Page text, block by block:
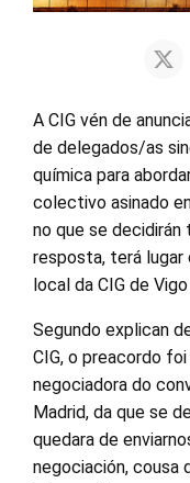
A CIG vén de
de delegados/as
química para
colectivo asinado
no que se decidirán
resposta, terá lugar
local da CIG de
Segundo explican
CIG, o preacordo
negociadora do
Madrid, da que se
quedara de
negociación, cousa